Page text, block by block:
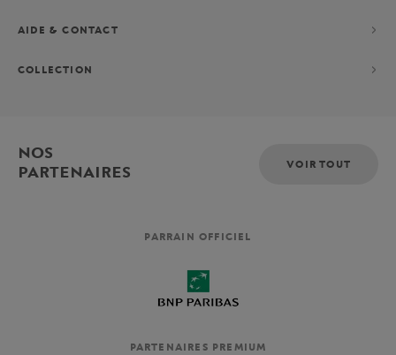
AIDE & CONTACT
COLLECTION
NOS
PARTENAIRES
VOIR TOUT
PARRAIN OFFICIEL
PARTENAIRES PREMIUM